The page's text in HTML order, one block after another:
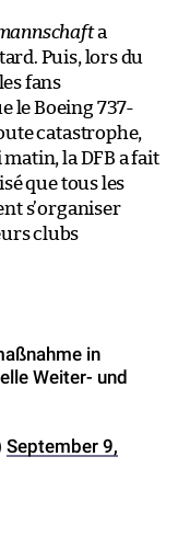
a
Puis, lors du
fans
le Boeing 737-
catastrophe,
la DFB a fait
que tous les
s’organiser
clubs
in
Weiter- und
September 9,